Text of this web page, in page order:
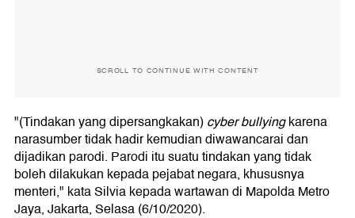
SCROLL TO CONTINUE WITH CONTENT
"(Tindakan yang dipersangkakan)cyber bullyingkarena
narasumber tidak hadir kemudian diwawancarai dan
dijadikan parodi. Parodi itu suatu tindakan yang tidak
boleh dilakukan kepada pejabat negara, khususnya
menteri," kata Silvia kepada wartawan di Mapolda Metro
Jaya, Jakarta, Selasa (6/10/2020).